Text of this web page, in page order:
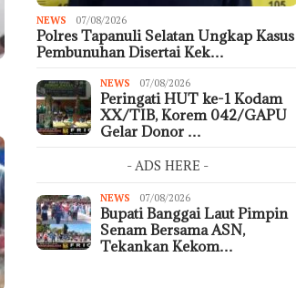
NEWS 07/08/2026
Polres Tapanuli Selatan Ungkap Kasus
Pembunuhan Disertai Kek…
NEWS 07/08/2026
Peringati HUT ke-1 Kodam
XX/TIB, Korem 042/GAPU
Gelar Donor …
- ADS HERE -
NEWS 07/08/2026
Bupati Banggai Laut Pimpin
Senam Bersama ASN,
Tekankan Kekom…